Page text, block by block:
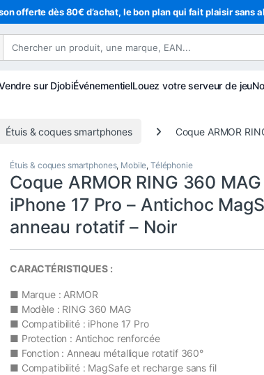
offerte dès 80€ d’achat, le bon plan qui fait plaisir sans
sur DjobiÉvénementielLouez votre serveur de jeu
Étuis & coques smartphones Coque ARMOR
Étuis & coques smartphones, Mobile,Téléphonie
Coque ARMOR RING 360
iPhone 17 Pro – Antichoc
anneau rotatif – Noir
CARACTÉRISTIQUES :
■ Marque : ARMOR
■ Modèle : RING 360 MAG
■ Compatibilité : iPhone 17 Pro
■ Protection : Antichoc renforcée
■ Fonction : Anneau métallique rotatif 360°
■ Compatibilité : MagSafe et recharge sans fil